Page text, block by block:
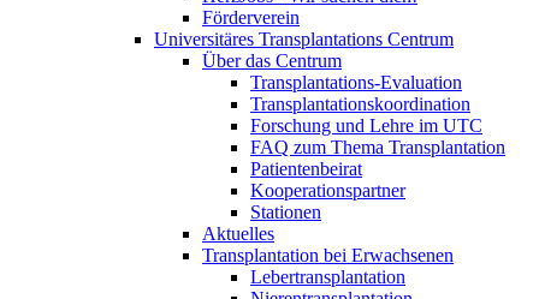
Förderverein
Universitäres Transplantations Centrum
Über das Centrum
Transplantations-Evaluation
Transplantationskoordination
Forschung und Lehre im UTC
FAQ zum Thema Transplantation
Patientenbeirat
Kooperationspartner
Stationen
Aktuelles
Transplantation bei Erwachsenen
Lebertransplantation